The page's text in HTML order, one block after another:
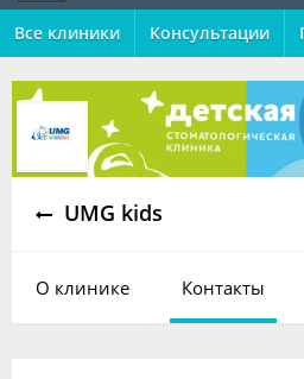
Статьи
Маркет
Обучение
Вакансии
Объявления
Все клиники Консультации
UMG kids
О клинике Контакты